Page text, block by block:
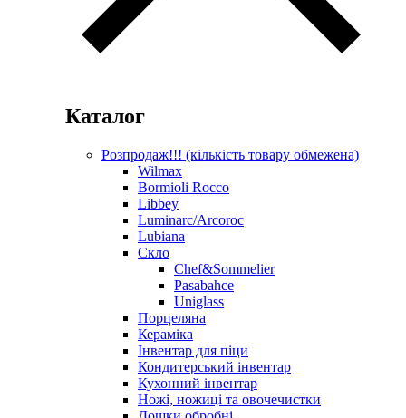
Каталог
Розпродаж!!! (кількість товару обмежена)
Wilmax
Bormioli Rocco
Libbey
Luminarc/Arcoroc
Lubiana
Скло
Chef&Sommelier
Pasabahce
Uniglass
Порцеляна
Кераміка
Інвентар для піци
Кондитерський інвентар
Кухонний інвентар
Ножі, ножиці та овочечистки